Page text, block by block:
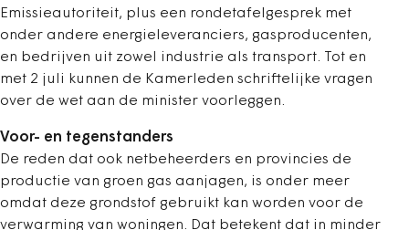
Emissieautoriteit, plus een rondetafelgesprek met
onder andere energieleveranciers, gasproducenten,
en bedrijven uit zowel industrie als transport. Tot en
met 2 juli kunnen de Kamerleden schriftelijke vragen
over de wet aan de minister voorleggen.
Voor- en tegenstanders
De reden dat ook netbeheerders en provincies de
productie van groen gas aanjagen, is onder meer
omdat deze grondstof gebruikt kan worden voor de
verwarming van woningen. Dat betekent dat in minder